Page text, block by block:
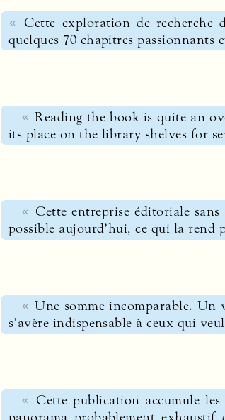
Cette exploration de recherche
quelques 70 chapitres passionnants
Reading the book is quite an
its place on the library shelves for
Cette entreprise éditoriale
possible aujourd’hui, ce qui la rend
Une somme incomparable. Un
s’avère indispensable à ceux qui
Cette publication accumule